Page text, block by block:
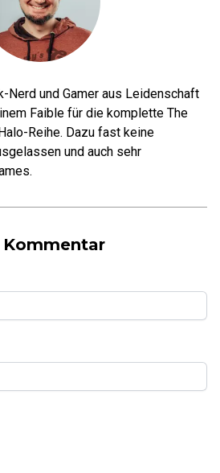
Nerd und Gamer aus Leidenschaft
Faible für die komplette The
Reihe. Dazu fast keine
und auch sehr
Kommentar